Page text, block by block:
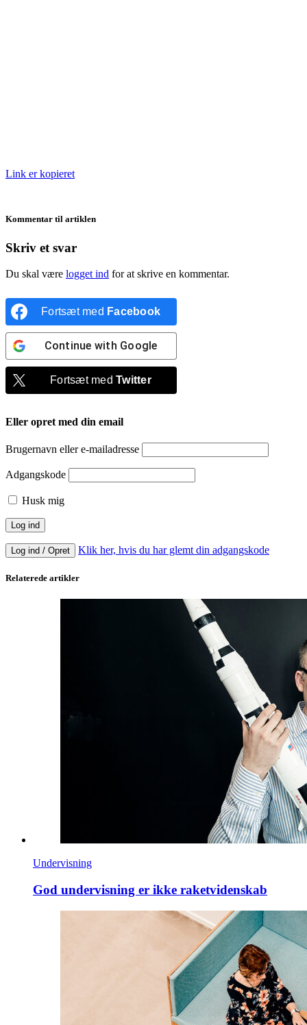
Link er kopieret
Kommentar til artiklen
Skriv et svar
Du skal være logget ind for at skrive en kommentar.
Fortsæt med Facebook
Continue with Google
Fortsæt medTwitter
Eller opret med din email
Brugernavn eller e-mailadresse
Adgangskode
Husk mig
Log ind / Opret Klik her, hvis du har glemt din adgangskode
Relaterede artikler
Undervisning
God undervisning er ikke raket­videnskab